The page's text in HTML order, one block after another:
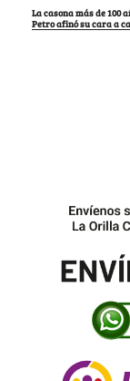
La casona más de 100
Petro afinó su cara a